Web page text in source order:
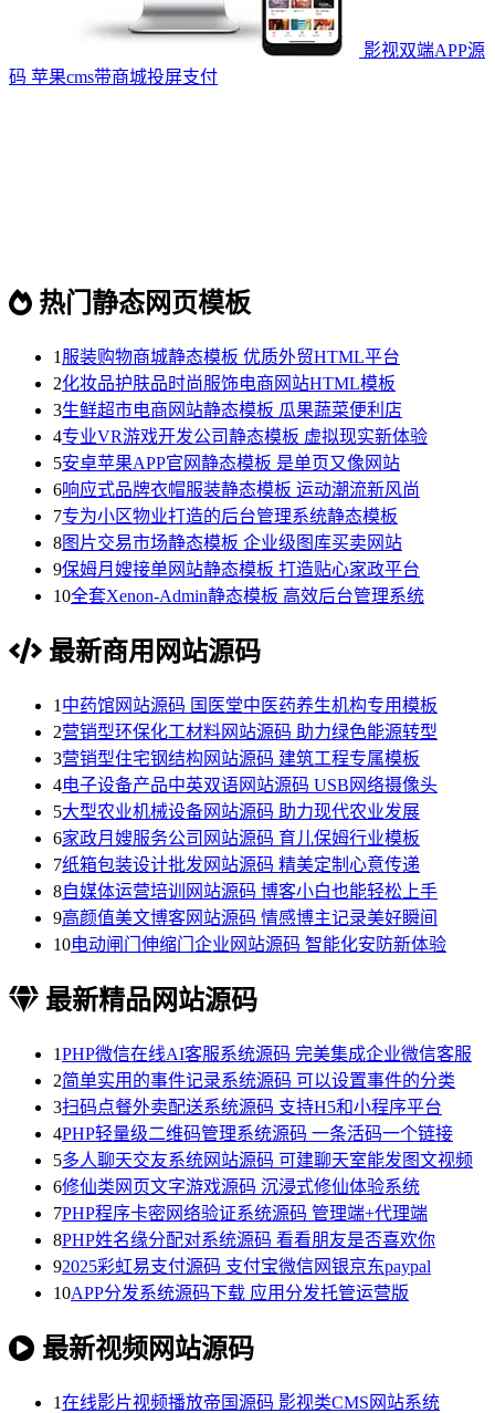
影视双端APP源
码 苹果cms带商城投屏支付
热门静态网页模板
1 服装购物商城静态模板 优质外贸HTML平台
2化妆品护肤品时尚服饰电商网站HTML模板
3生鲜超市电商网站静态模板 瓜果蔬菜便利店
4专业VR游戏开发公司静态模板 虚拟现实新体验
5安卓苹果APP官网静态模板 是单页又像网站
6响应式品牌衣帽服装静态模板 运动潮流新风尚
7专为小区物业打造的后台管理系统静态模板
8图片交易市场静态模板 企业级图库买卖网站
9保姆月嫂接单网站静态模板 打造贴心家政平台
10全套Xenon-Admin静态模板 高效后台管理系统
最新商用网站源码
1 中药馆网站源码 国医堂中医药养生机构专用模板
2营销型环保化工材料网站源码 助力绿色能源转型
3营销型住宅钢结构网站源码 建筑工程专属模板
4电子设备产品中英双语网站源码 USB网络摄像头
5大型农业机械设备网站源码 助力现代农业发展
6家政月嫂服务公司网站源码 育儿保姆行业模板
7纸箱包装设计批发网站源码 精美定制心意传递
8自媒体运营培训网站源码 博客小白也能轻松上手
9高颜值美文博客网站源码 情感博主记录美好瞬间
10电动闸门伸缩门企业网站源码 智能化安防新体验
最新精品网站源码
1PHP微信在线AI客服系统源码 完美集成企业微信客服
2简单实用的事件记录系统源码 可以设置事件的分类
3扫码点餐外卖配送系统源码 支持H5和小程序平台
4PHP轻量级二维码管理系统源码 一条活码一个链接
5多人聊天交友系统网站源码 可建聊天室能发图文视频
6修仙类网页文字游戏源码 沉浸式修仙体验系统
7PHP程序卡密网络验证系统源码 管理端+代理端
8PHP姓名缘分配对系统源码 看看朋友是否喜欢你
92025彩虹易支付源码 支付宝微信网银京东paypal
10APP分发系统源码下载 应用分发托管运营版
最新视频网站源码
1在线影片视频播放帝国源码 影视类CMS网站系统